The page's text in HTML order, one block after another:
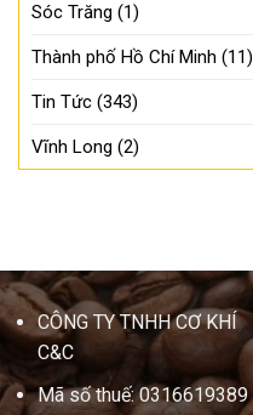
Sóc Trăng (1)
Thành phố Hồ Chí Minh (11)
Tin Tức (343)
Vĩnh Long (2)
CÔNG TY TNHH CƠ KHÍ
C&C
Mã số thuế: 0316619389